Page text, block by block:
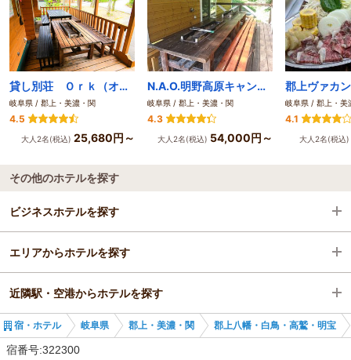
貸し別荘 Ｏｒｋ（オーク）ひるがの
岐阜県 / 郡上・美濃・関
4.5
大人2名(税込) 25,680円～
N.A.O.明野高原キャンプ場&貸別荘
岐阜県 / 郡上・美濃・関
4.3
大人2名(税込) 54,000円～
郡上ヴァカ
岐阜県 / 郡上・美
4.1
大人2名(税込)
その他のホテルを探す
ビジネスホテルを探す
岐阜県
郡上・美濃・関
郡上八幡・白鳥・高鷲・明宝
エリアからホテルを探す
岐阜県
郡上・美濃・関
近隣駅・空港からホテルを探す
北濃駅
宿・ホテル 岐阜県 郡上・美濃・関 郡上八幡・白鳥・高鷲・明宝
宿番号:322300